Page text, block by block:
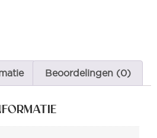
Beoordelingen (0)